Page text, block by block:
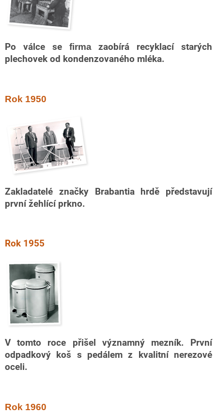
Po válce se firmazaobírá recyklací starých
plechovek od kondenzovaného mléka.
Rok 1950
Zakladatelé značky Brabantia hrdě představují
první žehlící prkno.
Rok 1955
V tomto roce přišel významný mezník. První
odpadkový koš s pedálem z kvalitní nerezové
oceli.
Rok 1960